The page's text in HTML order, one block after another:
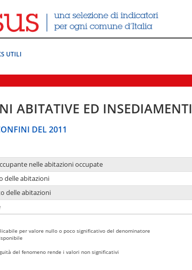
UTILI
ABITATIVE ED INSEDIAMENTI
DEL 2011
nelle abitazioni occupate
delle abitazioni
delle abitazioni
per valore nullo o poco significativo del denominatore
del fenomeno rende i valori non significativi